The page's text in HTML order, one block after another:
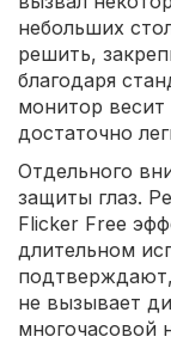
небольших
решить,
благодаря
монитор весит
достаточно
Отдельного
защиты глаз.
Flicker Free
длительном
не вызывает
многочасовой